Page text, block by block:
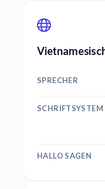
SPRECHER
SCHRIFTSYSTEM
HALLO SAGEN